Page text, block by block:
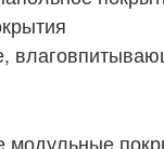
модульные